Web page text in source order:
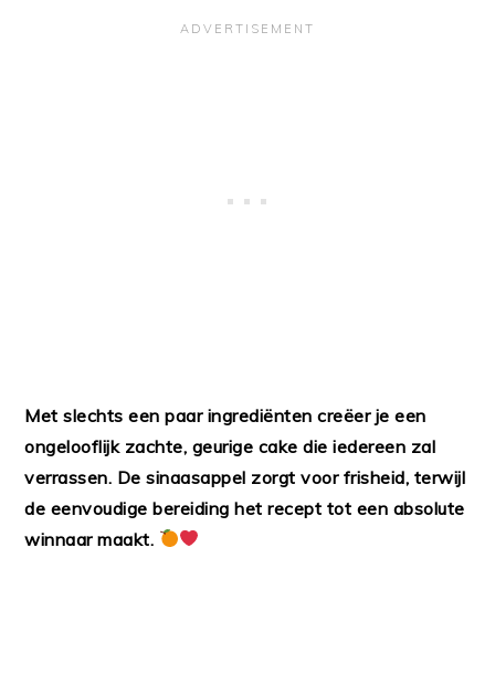
Met slechts een paar ingrediënten creëer je een
ongelooflijk zachte, geurige cake die iedereen zal
verrassen. De sinaasappel zorgt voor frisheid, terwijl
de eenvoudige bereiding het recept tot een absolute
winnaar maakt.